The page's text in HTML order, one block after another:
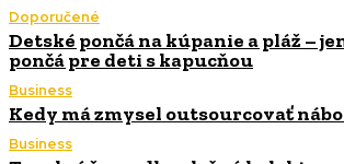
Doporučené
Detské pončá na kúpanie a pláž –
pončá pre deti s kapucňou
Business
Kedy má zmysel outsourcovať
Business